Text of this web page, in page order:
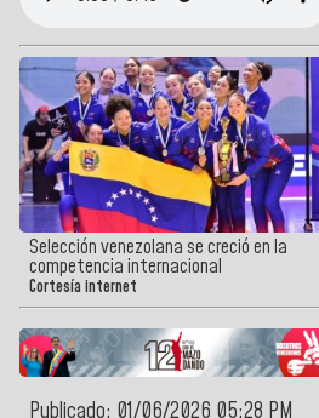
Selección venezolana se creció en la
competencia internacional
Cortesía internet
Publicado: 01/06/2026 05:28 PM